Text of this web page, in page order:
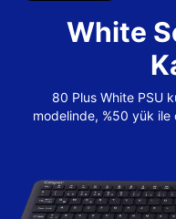
White
80 Plus White PSU
modelinde, %50 yük ile